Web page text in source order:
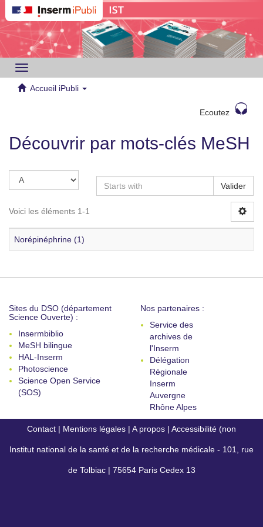
Toggle
navigation
Accueil iPubli
Ecoutez
Découvrir par mots-clés MeSH
Valider
Voici les éléments 1-1
Norépinéphrine (1)
Sites du DSO (département
Science Ouverte) :
Insermbiblio
MeSH bilingue
HAL-Inserm
Photoscience
Science Open Service
(SOS)
Nos partenaires :
Service des
archives de
l'Inserm
Délégation
Régionale
Inserm
Auvergne
Rhône Alpes
Contact | Mentions légales | A propos | Accessibilité (non
conforme)
Institut national de la santé et de la recherche médicale - 101, rue
de Tolbiac | 75654 Paris Cedex 13